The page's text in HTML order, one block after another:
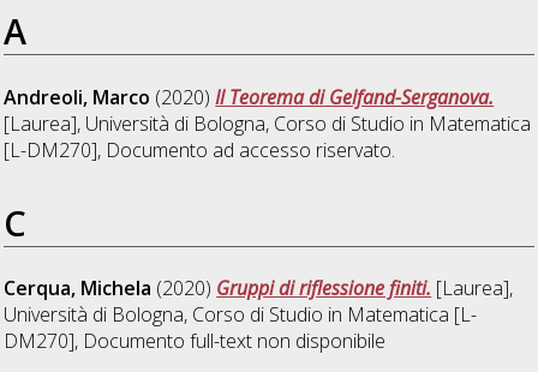
A
Andreoli, Marco (2020)Il Teorema di Gelfand-Serganova.
[Laurea], Università di Bologna, Corso di Studio in Matematica
[L-DM270], Documento ad accesso riservato.
C
Cerqua, Michela (2020) Gruppi di riflessione finiti. [Laurea],
Università di Bologna, Corso di Studio in Matematica [L-
DM270], Documento full-text non disponibile